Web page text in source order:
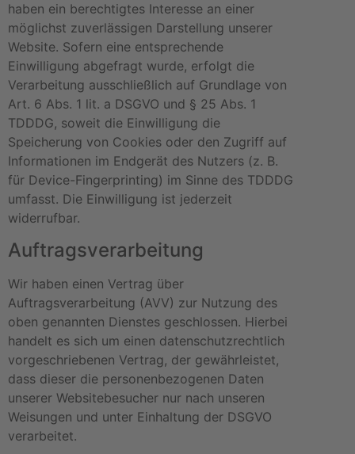
haben ein berechtigtes Interesse an einer
möglichst zuverlässigen Darstellung unserer
Website. Sofern eine entsprechende
Einwilligung abgefragt wurde, erfolgt die
Verarbeitung ausschließlich auf Grundlage von
Art. 6 Abs. 1 lit. a DSGVO und § 25 Abs. 1
TDDDG, soweit die Einwilligung die
Speicherung von Cookies oder den Zugriff auf
Informationen im Endgerät des Nutzers (z. B.
für Device-Fingerprinting) im Sinne des TDDDG
umfasst. Die Einwilligung ist jederzeit
widerrufbar.
Auftragsverarbeitung
Wir haben einen Vertrag über
Auftragsverarbeitung (AVV) zur Nutzung des
oben genannten Dienstes geschlossen. Hierbei
handelt es sich um einen datenschutzrechtlich
vorgeschriebenen Vertrag, der gewährleistet,
dass dieser die personenbezogenen Daten
unserer Websitebesucher nur nach unseren
Weisungen und unter Einhaltung der DSGVO
verarbeitet.